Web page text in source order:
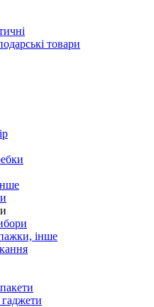
товари
інше
гаджети